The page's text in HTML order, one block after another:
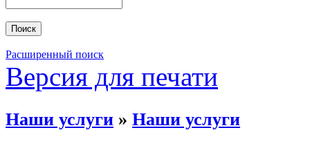
Расширенный поиск
Версия для печати
Наши услуги » Наши услуги